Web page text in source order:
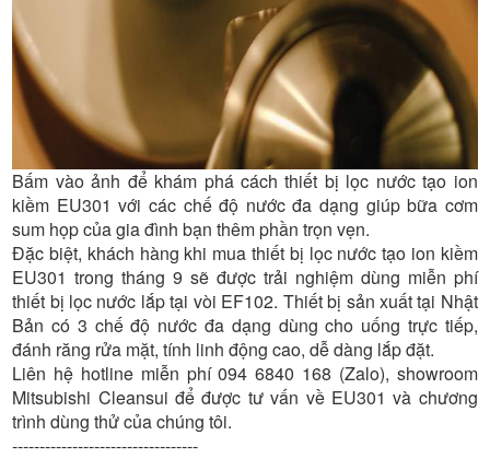
Bấm vào ảnh để khám phá cách thiết bị lọc nước tạo ion
kiềm EU301 với các chế độ nước đa dạng giúp bữa cơm
sum họp của gia đình bạn thêm phần trọn vẹn.
Đặc biệt, khách hàng khi mua thiết bị lọc nước tạo ion kiềm
EU301 trong tháng 9 sẽ được trải nghiệm dùng miễn phí
thiết bị lọc nước lắp tại vòi EF102. Thiết bị sản xuất tại Nhật
Bản có 3 chế độ nước đa dạng dùng cho uống trực tiếp,
đánh răng rửa mặt, tính linh động cao, dễ dàng lắp đặt.
Liên hệ hotline miễn phí 094 6840 168 (Zalo), showroom
Mitsubishi Cleansui để được tư vấn về EU301 và chương
trình dùng thử của chúng tôi.
----------------------------------